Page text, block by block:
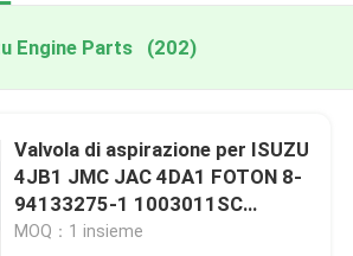
Engine Parts (202)
Valvola di aspirazione per ISUZU
4JB1 JMC JAC 4DA1 FOTON 8-
94133275-1 1003011SC
1003012FA
MOQ：1 insieme